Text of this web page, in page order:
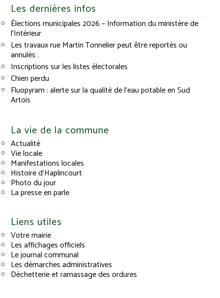
Les dernières infos
Élections municipales 2026 – Information du ministère de
l’Intérieur
Les travaux rue Martin Tonnelier peut être reportés ou
annulés…
Inscriptions sur les listes électorales
Chien perdu
Fluopyram : alerte sur la qualité de l’eau potable en Sud
Artois
La vie de la commune
Actualité
Vie locale
Manifestations locales
Histoire d’Haplincourt
Photo du jour
La presse en parle
Liens utiles
Votre mairie
Les affichages officiels
Le journal communal
Les démarches administratives
Déchetterie et ramassage des ordures